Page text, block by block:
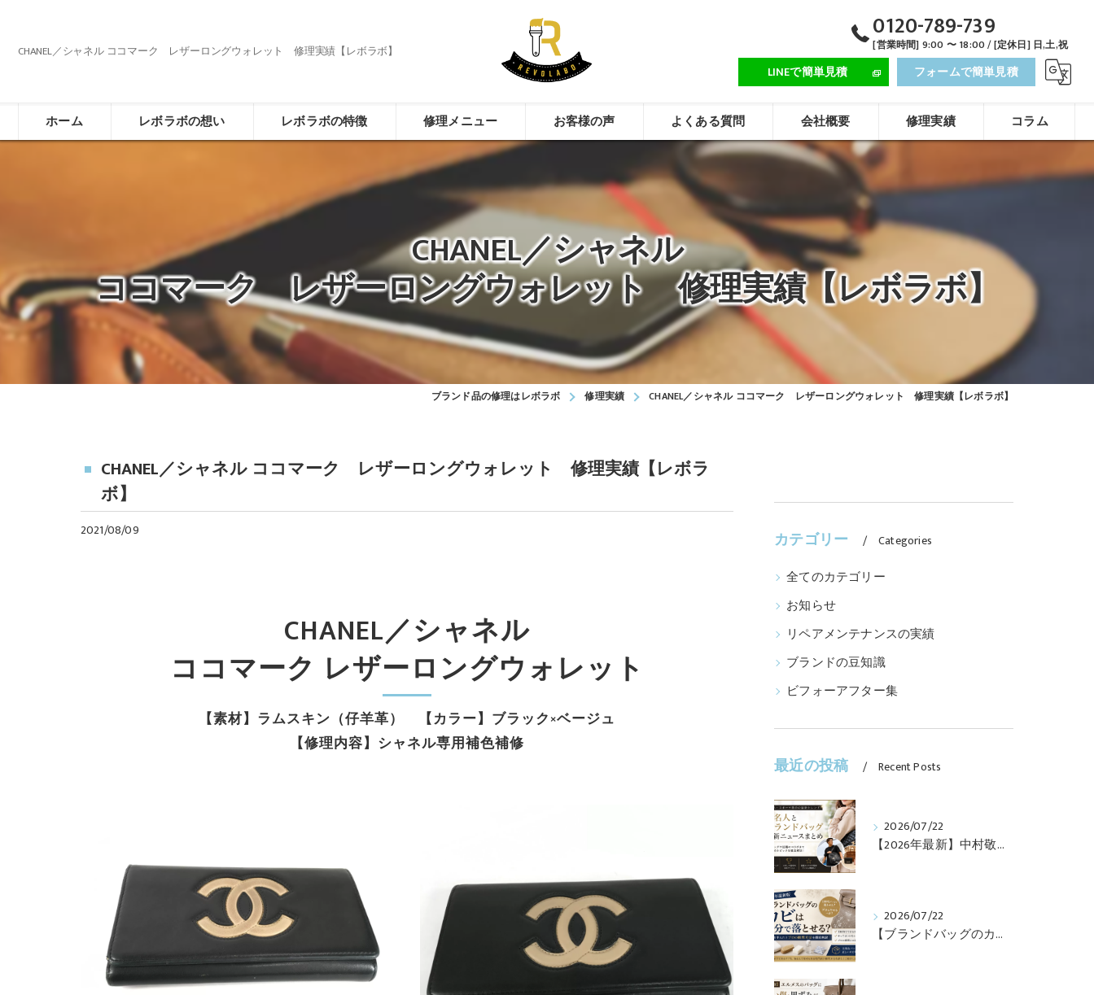
CHANEL／シャネル ココマーク レザーロングウォレット 修理実績【レボラボ】
0120-789-739
[営業時間] 9:00 〜 18:00 / [定休日] 日,土,祝
LINEで簡単見積 フォームで簡単見積
ホーム レボラボの想い レボラボの特徴 修理メニュー お客様の声 よくある質問 会社概要 修理実績 コラム
CHANEL／シャネル
ココマーク レザーロングウォレット 修理実績【レボラボ】
ブランド品の修理はレボラボ 修理実績 CHANEL／シャネル ココマーク レザーロングウォレット 修理実績【レボラボ】
CHANEL／シャネル ココマーク レザーロングウォレット 修理実績【レボラ
ボ】
2021/08/09
【素材】ラムスキン（仔羊革） 【カラー】ブラック×ベージュ
【修理内容】シャネル専用補色補修
CHANEL／シャネル
ココマーク レザーロングウォレット
カテゴリー Categories
全てのカテゴリー
お知らせ
リペアメンテナンスの実績
ブランドの豆知識
ビフォーアフター集
最近の投稿 Recent Posts
2026/07/22
【2026年最新】中村敬斗・堂安律・前田大然も愛用！日本代表選手が持つブランドバッグとは？修理・メンテナンス方法も解説
2026/07/22
【ブランドバッグのカビ】100均グッズで落とせる？プロが教えるNGなお手入れと修理すべきケース【最新版】